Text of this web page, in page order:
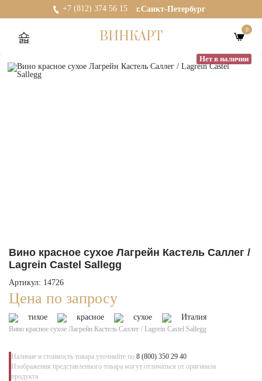
+7 (812) 374 56 15 г.Санкт-Петербург
ВИНКАРТ 0
Нет в наличии
Вино красное сухое Лагрейн Кастель Саллег /
Lagrein Castel Sallegg
Артикул: 14726
Цена по запросу
тихое красное сухое Италия
Вино красное сухое Лагрейн Кастель Саллег / Lagrein Castel Sallegg
Наличие и стоимость товара уточняйте по 8 (800) 350 29 40
Изображения представленного товара могут отличаться от оригинала
продукта